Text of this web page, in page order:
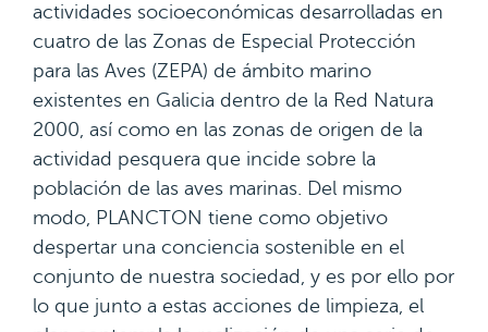
actividades socioeconómicas desarrolladas en
cuatro de las Zonas de Especial Protección
para las Aves (ZEPA) de ámbito marino
existentes en Galicia dentro de la Red Natura
2000, así como en las zonas de origen de la
actividad pesquera que incide sobre la
población de las aves marinas. Del mismo
modo, PLANCTON tiene como objetivo
despertar una conciencia sostenible en el
conjunto de nuestra sociedad, y es por ello por
lo que junto a estas acciones de limpieza, el